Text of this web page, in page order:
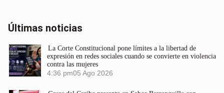
Últimas noticias
La Corte Constitucional pone límites a la libertad de
expresión en redes sociales cuando se convierte en violencia
contra las mujeres
4:36 pm05 Ago 2026